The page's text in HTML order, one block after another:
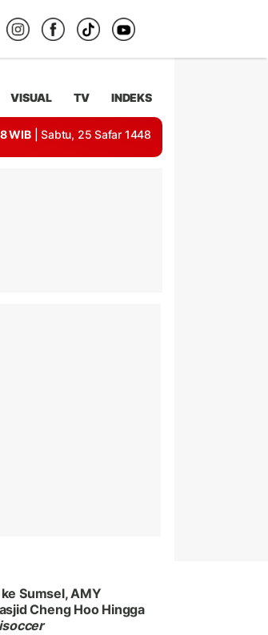
VISUAL TV INDEKS
WIB | Sabtu, 25 Safar 1448
Sumsel, AMY
Cheng Hoo Hingga